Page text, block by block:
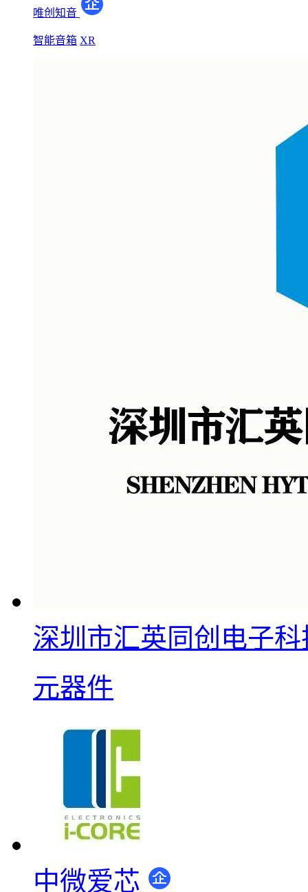
唯创知音
智能音箱 XR
深圳市汇英同创电子
元器件
中微爱芯